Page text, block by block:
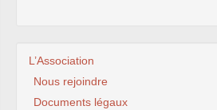
L’Association
Nous rejoindre
Documents légaux